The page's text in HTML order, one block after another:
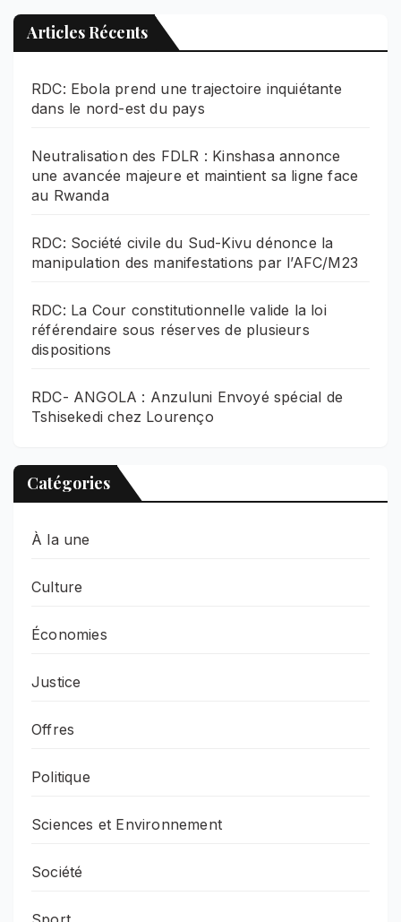
Articles Récents
RDC: Ebola prend une trajectoire inquiétante
dans le nord-est du pays
Neutralisation des FDLR : Kinshasa annonce
une avancée majeure et maintient sa ligne face
au Rwanda
RDC: Société civile du Sud-Kivu dénonce la
manipulation des manifestations par l’AFC/M23
RDC: La Cour constitutionnelle valide la loi
référendaire sous réserves de plusieurs
dispositions
RDC- ANGOLA : Anzuluni Envoyé spécial de
Tshisekedi chez Lourenço
Catégories
À la une
Culture
Économies
Justice
Offres
Politique
Sciences et Environnement
Société